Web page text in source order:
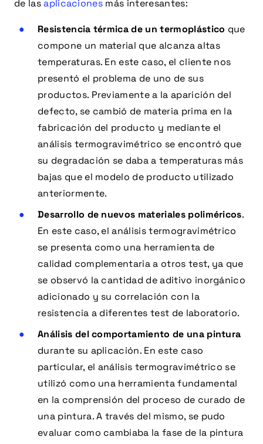
de lasaplicaciones más interesantes:
Resistencia térmica de un termoplástico que
compone un material que alcanza altas
temperaturas. En este caso, el cliente nos
presentó el problema de uno de sus
productos. Previamente a la aparición del
defecto, se cambió de materia prima en la
fabricación del producto y mediante el
análisis termogravimétrico se encontró que
su degradación se daba a temperaturas más
bajas que el modelo de producto utilizado
anteriormente.
Desarrollo de nuevos materiales poliméricos.
En este caso, el análisis termogravimétrico
se presenta como una herramienta de
calidad complementaria a otros test, ya que
se observó la cantidad de aditivo inorgánico
adicionado y su correlación con la
resistencia a diferentes test de laboratorio.
Análisis del comportamiento de una pintura
durante su aplicación. En este caso
particular, el análisis termogravimétrico se
utilizó como una herramienta fundamental
en la comprensión del proceso de curado de
una pintura. A través del mismo, se pudo
evaluar como cambiaba la fase de la pintura